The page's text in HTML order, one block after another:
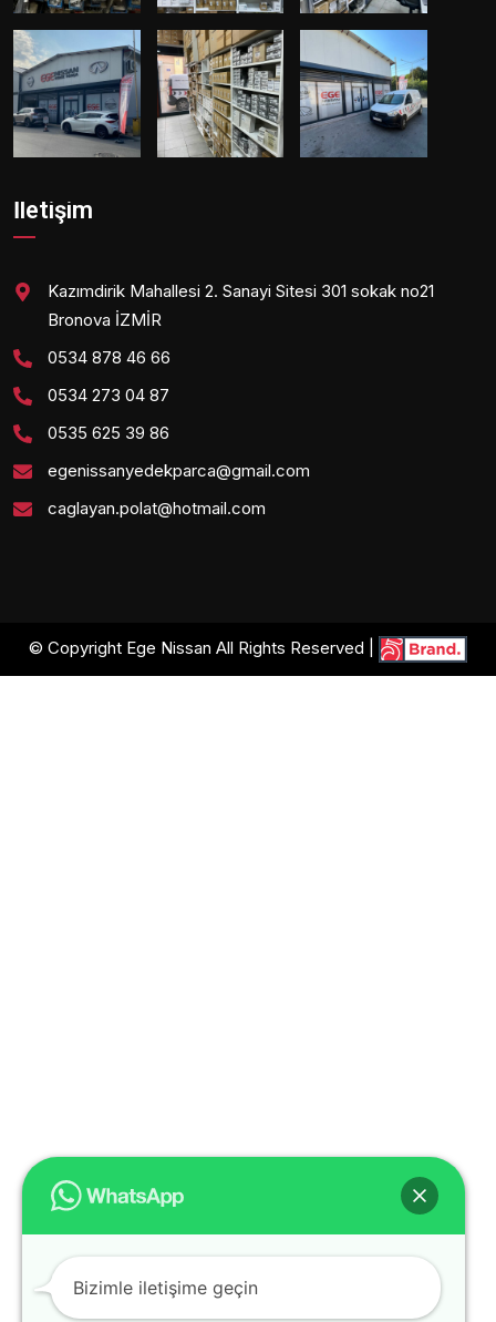
İletişim
Kazımdirik Mahallesi 2. Sanayi Sitesi 301 sokak no21
Bronova İZMİR
0534 878 46 66
0534 273 04 87
0535 625 39 86
egenissanyedekparca@gmail.com
caglayan.polat@hotmail.com
© Copyright Ege Nissan All Rights Reserved |
Bizimle iletişime geçin